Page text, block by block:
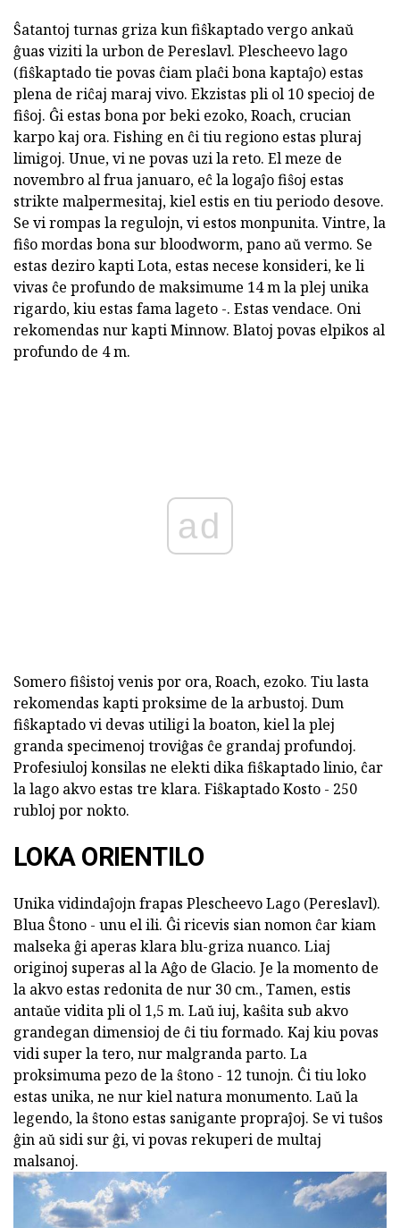
Ŝatantoj turnas griza kun fiŝkaptado vergo ankaŭ
ĝuas viziti la urbon de Pereslavl. Plescheevo lago
(fiŝkaptado tie povas ĉiam plaĉi bona kaptaĵo) estas
plena de riĉaj maraj vivo. Ekzistas pli ol 10 specioj de
fiŝoj. Ĝi estas bona por beki ezoko, Roach, crucian
karpo kaj ora. Fishing en ĉi tiu regiono estas pluraj
limigoj. Unue, vi ne povas uzi la reto. El meze de
novembro al frua januaro, eĉ la logaĵo fiŝoj estas
strikte malpermesitaj, kiel estis en tiu periodo desove.
Se vi rompas la regulojn, vi estos monpunita. Vintre, la
fiŝo mordas bona sur bloodworm, pano aŭ vermo. Se
estas deziro kapti Lota, estas necese konsideri, ke li
vivas ĉe profundo de maksimume 14 m la plej unika
rigardo, kiu estas fama lageto -. Estas vendace. Oni
rekomendas nur kapti Minnow. Blatoj povas elpikos al
profundo de 4 m.
ad
Somero fiŝistoj venis por ora, Roach, ezoko. Tiu lasta
rekomendas kapti proksime de la arbustoj. Dum
fiŝkaptado vi devas utiligi la boaton, kiel la plej
granda specimenoj troviĝas ĉe grandaj profundoj.
Profesiuloj konsilas ne elekti dika fiŝkaptado linio, ĉar
la lago akvo estas tre klara. Fiŝkaptado Kosto - 250
rubloj por nokto.
LOKA ORIENTILO
Unika vidindaĵojn frapas Plescheevo Lago (Pereslavl).
Blua Ŝtono - unu el ili. Ĝi ricevis sian nomon ĉar kiam
malseka ĝi aperas klara blu-griza nuanco. Liaj
originoj superas al la Aĝo de Glacio. Je la momento de
la akvo estas redonita de nur 30 cm., Tamen, estis
antaŭe vidita pli ol 1,5 m. Laŭ iuj, kaŝita sub akvo
grandegan dimensioj de ĉi tiu formado. Kaj kiu povas
vidi super la tero, nur malgranda parto. La
proksimuma pezo de la ŝtono - 12 tunojn. Ĉi tiu loko
estas unika, ne nur kiel natura monumento. Laŭ la
legendo, la ŝtono estas sanigante propraĵoj. Se vi tuŝos
ĝin aŭ sidi sur ĝi, vi povas rekuperi de multaj
malsanoj.